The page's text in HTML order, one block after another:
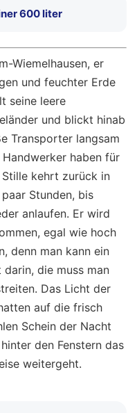
600 liter
Wiemelhausen, er
und feuchter Erde
seine leere
und blickt hinab
Transporter langsam
haben für
kehrt zurück in
Stunden, bis
anlaufen. Er wird
egal wie hoch
denn man kann ein
die muss man
Das Licht der
auf die frisch
Schein der Nacht
den Fenstern das
weitergeht.